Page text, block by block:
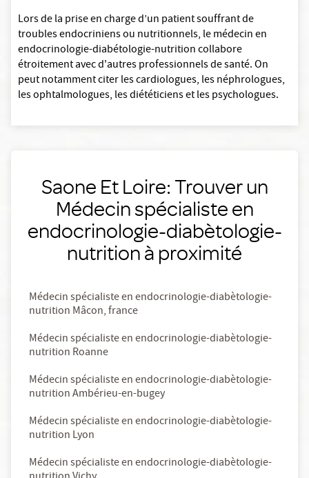
Lors de la prise en charge d’un patient souffrant de
troubles endocriniens ou nutritionnels, le médecin en
endocrinologie-diabétologie-nutrition collabore
étroitement avec d'autres professionnels de santé. On
peut notamment citer les cardiologues, les néphrologues,
les ophtalmologues, les diététiciens et les psychologues.
Saone Et Loire: Trouver un
Médecin spécialiste en
endocrinologie-diabètologie-
nutrition à proximité
Médecin spécialiste en endocrinologie-diabètologie-
nutrition Mâcon, france
Médecin spécialiste en endocrinologie-diabètologie-
nutrition Roanne
Médecin spécialiste en endocrinologie-diabètologie-
nutrition Ambérieu-en-bugey
Médecin spécialiste en endocrinologie-diabètologie-
nutrition Lyon
Médecin spécialiste en endocrinologie-diabètologie-